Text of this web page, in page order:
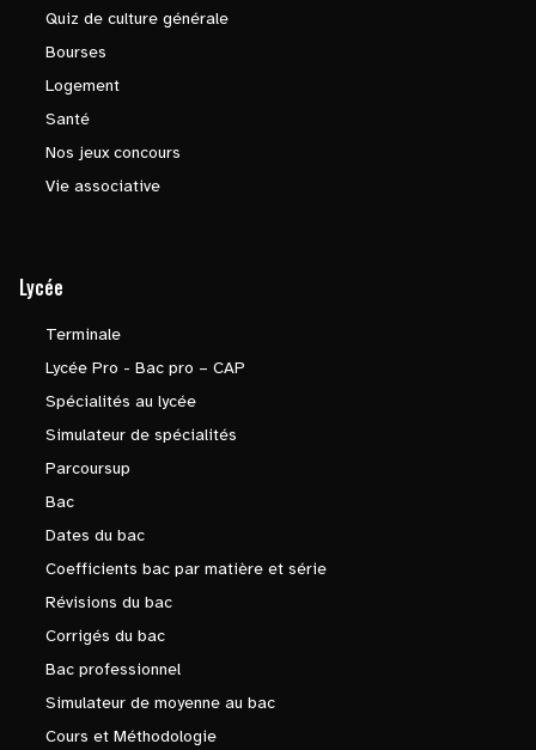
Quiz de culture générale
Bourses
Logement
Santé
Nos jeux concours
Vie associative
Lycée
Terminale
Lycée Pro - Bac pro – CAP
Spécialités au lycée
Simulateur de spécialités
Parcoursup
Bac
Dates du bac
Coefficients bac par matière et série
Révisions du bac
Corrigés du bac
Bac professionnel
Simulateur de moyenne au bac
Cours et Méthodologie